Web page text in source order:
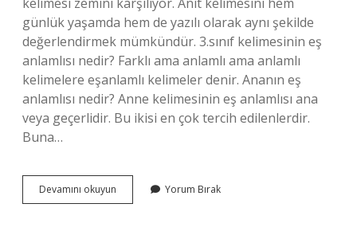
günlük yaşamda hem de yazılı olarak aynı şekilde
değerlendirmek mümkündür. 3.sınıf kelimesinin eş
anlamlısı nedir? Farklı ama anlamlı ama anlamlı
kelimelere eşanlamlı kelimeler denir. Ananın eş
anlamlısı nedir? Anne kelimesinin eş anlamlısı ana
veya geçerlidir. Bu ikisi en çok tercih edilenlerdir.
Buna…
Devamını okuyun
Eş
Yorum Bırak